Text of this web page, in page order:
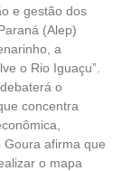
e gestão dos
(Alep)
a
o Rio Iguaçu”.
o
concentra
afirma que
o mapa